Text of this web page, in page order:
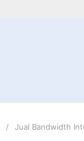
Jual Bandwidth